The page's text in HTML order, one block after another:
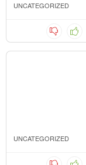
UNCATEGORIZED
UNCATEGORIZED